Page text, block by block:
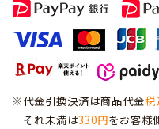
※代金引換決済は商品代金税
それ未満は330円をお客様